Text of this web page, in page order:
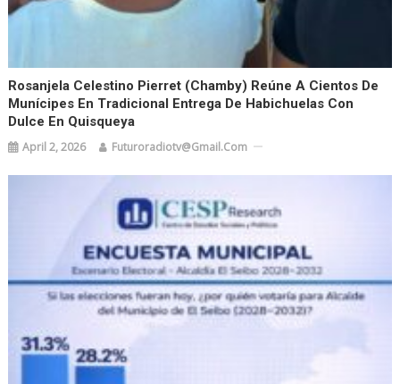
Rosanjela Celestino Pierret (Chamby) Reúne A Cientos De
Munícipes En Tradicional Entrega De Habichuelas Con
Dulce En Quisqueya
April 2, 2026 Futuroradiotv@gmail.com